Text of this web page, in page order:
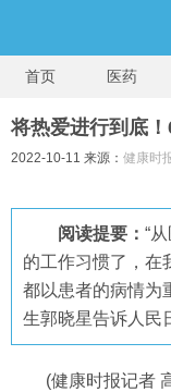
首页 医药
将热爱进行到底
2022-10-11 来源： 健康时
阅读提要： “
的工作习惯了，在
都以患者的病情为
生郭晓星告诉人民
(健康时报记者